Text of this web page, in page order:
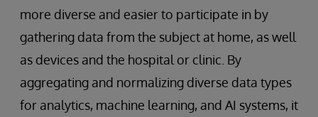
more diverse and easier to participate in by
gathering data from the subject at home, as well
as devices and the hospital or clinic. By
aggregating and normalizing diverse data types
for analytics, machine learning, and AI systems, it